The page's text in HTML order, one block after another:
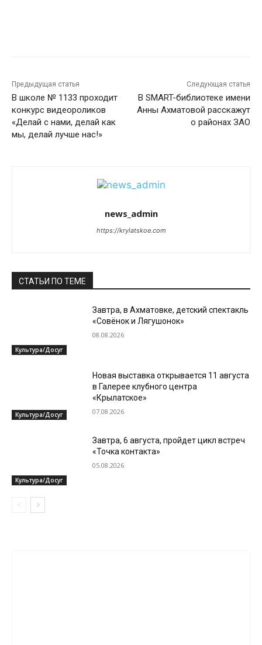
Предыдущая статья
В школе № 1133 проходит
конкурс видеороликов
«Делай с нами, делай как
мы, делай лучше нас!»
Следующая статья
В SMART-библиотеке имени
Анны Ахматовой расскажут
о районах ЗАО
news_admin
https://krylatskoe.com
СТАТЬИ ПО ТЕМЕ
Культура/Досуг
Завтра, в Ахматовке, детский спектакль
«Совёнок и Лягушонок»
08.08.2026
Культура/Досуг
Новая выставка открывается 11 августа
в Галерее клубного центра
«Крылатское»
07.08.2026
Культура/Досуг
Завтра, 6 августа, пройдет цикл встреч
«Точка контакта»
05.08.2026